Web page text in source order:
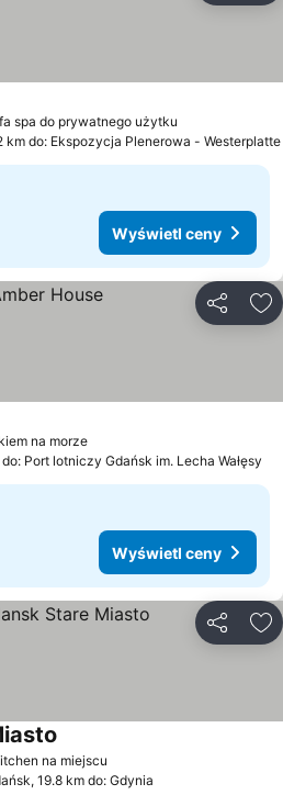
spa do prywatnego użytku
km do: Ekspozycja Plenerowa - Westerplatte
Wyświetl ceny
na morzeWyświetl ceny
Port lotniczy Gdańsk im. Lecha Wałęsy
Wyświetl ceny
na miejscu
19.8 km do: Gdynia